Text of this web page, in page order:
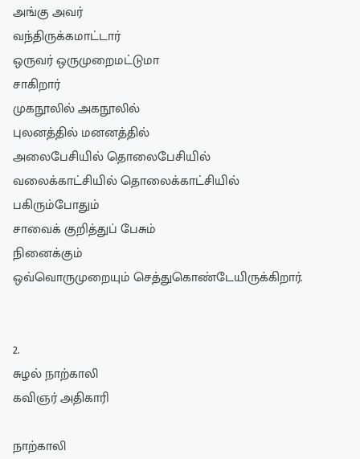
அங்கு அவர்
வந்திருக்கமாட்டார்
ஒருவர் ஒருமுறைமட்டுமா
சாகிறார்
முகநூலில் அகநூலில்
புலனத்தில் மனனத்தில்
அலைபேசியில் தொலைபேசியில்
வலைக்காட்சியில் தொலைக்காட்சியில்
பகிரும்போதும்
சாவைக் குறித்துப் பேசும்
நினைக்கும்
ஒவ்வொருமுறையும் செத்துகொண்டேயிருக்கிறார்.
2.
சுழல் நாற்காலி
கவிஞர் அதிகாரி
நாற்காலி